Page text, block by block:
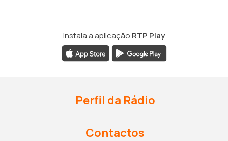
Instala a aplicação RTP Play
Perfil da Rádio
Contactos